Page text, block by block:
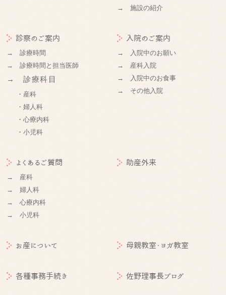
→ 施設の紹介
診察のご案内
→ 診療時間
→ 診療時間と担当医師
→ 診療科目
・産科
・婦人科
・心療内科
・小児科
入院のご案内
→ 入院中のお願い
→ 産科入院
→ 入院中のお食事
→ その他入院
よくあるご質問
→ 産科
→ 婦人科
→ 心療内科
→ 小児科
助産外来
お産について 母親教室・ヨガ教室
各種事務手続き 佐野理事長ブログ